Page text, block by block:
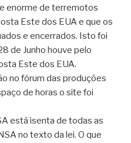
enorme de terremotos
Este dos EUA e que os
e encerrados. Isto foi
de Junho houve pelo
Este dos EUA.
no fórum das produções
de horas o site foi
está isenta de todas as
no texto da lei. O que